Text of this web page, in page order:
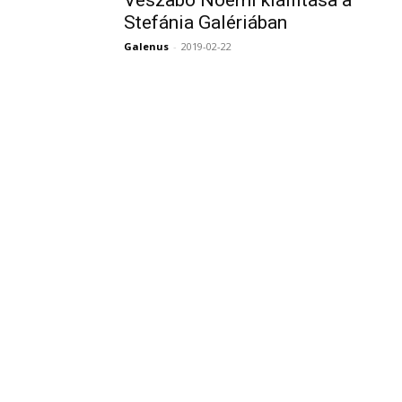
Stefánia Galériában
Galenus - 2019-02-22